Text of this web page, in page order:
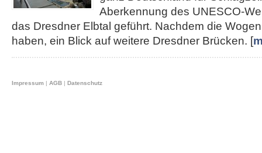
Aberkennung des UNESCO-
das Dresdner Elbtal geführt. Nachdem die
haben, ein Blick auf weitere Dresdner Brücken. [
Impressum | AGB | Datenschutz